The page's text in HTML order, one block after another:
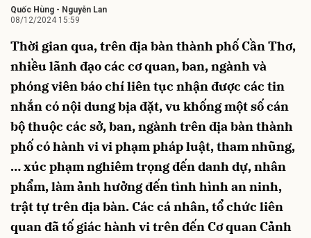
Quốc Hùng - Nguyễn Lan
08/12/2024 15:59
Thời gian qua, trên địa bàn thành phố Cần Thơ,
nhiều lãnh đạo các cơ quan, ban, ngành và
phóng viên báo chí liên tục nhận được các tin
nhắn có nội dung bịa đặt, vu khống một số cán
bộ thuộc các sở, ban, ngành trên địa bàn thành
phố có hành vi vi phạm pháp luật, tham nhũng,
… xúc phạm nghiêm trọng đến danh dự, nhân
phẩm, làm ảnh hưởng đến tình hình an ninh,
trật tự trên địa bàn. Các cá nhân, tổ chức liên
quan đã tố giác hành vi trên đến Cơ quan Cảnh